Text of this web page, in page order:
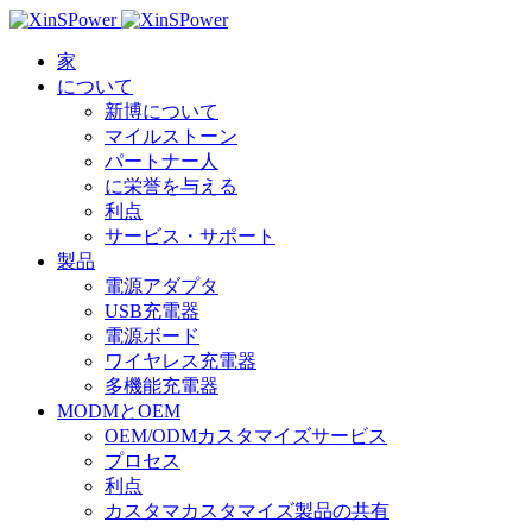
家
について
新博について
マイルストーン
パートナー人
に栄誉を与える
利点
サービス・サポート
製品
電源アダプタ
USB充電器
電源ボード
ワイヤレス充電器
多機能充電器
MODMとOEM
OEM/ODMカスタマイズサービス
プロセス
利点
カスタマカスタマイズ製品の共有